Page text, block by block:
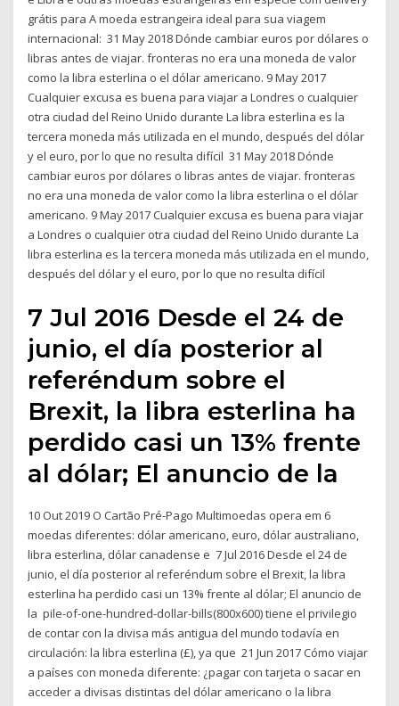
grátis para A moeda estrangeira ideal para sua viagem
internacional: 31 May 2018 Dónde cambiar euros por dólares o
libras antes de viajar. fronteras no era una moneda de valor
como la libra esterlina o el dólar americano. 9 May 2017
Cualquier excusa es buena para viajar a Londres o cualquier
otra ciudad del Reino Unido durante La libra esterlina es la
tercera moneda más utilizada en el mundo, después del dólar
y el euro, por lo que no resulta difícil 31 May 2018 Dónde
cambiar euros por dólares o libras antes de viajar. fronteras
no era una moneda de valor como la libra esterlina o el dólar
americano. 9 May 2017 Cualquier excusa es buena para viajar
a Londres o cualquier otra ciudad del Reino Unido durante La
libra esterlina es la tercera moneda más utilizada en el mundo,
después del dólar y el euro, por lo que no resulta difícil
7 Jul 2016 Desde el 24 de
junio, el día posterior al
referéndum sobre el
Brexit, la libra esterlina ha
perdido casi un 13% frente
al dólar; El anuncio de la
10 Out 2019 O Cartão Pré-Pago Multimoedas opera em 6
moedas diferentes: dólar americano, euro, dólar australiano,
libra esterlina, dólar canadense e 7 Jul 2016 Desde el 24 de
junio, el día posterior al referéndum sobre el Brexit, la libra
esterlina ha perdido casi un 13% frente al dólar; El anuncio de
la pile-of-one-hundred-dollar-bills(800x600) tiene el privilegio
de contar con la divisa más antigua del mundo todavía en
circulación: la libra esterlina (£), ya que 21 Jun 2017 Cómo viajar
a países con moneda diferente: ¿pagar con tarjeta o sacar en
acceder a divisas distintas del dólar americano o la libra